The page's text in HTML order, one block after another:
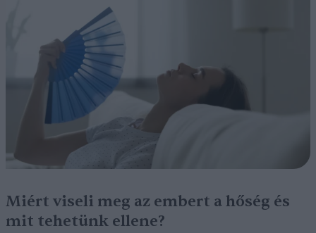
Miért viseli meg az embert a hőség és
mit tehetünk ellene?